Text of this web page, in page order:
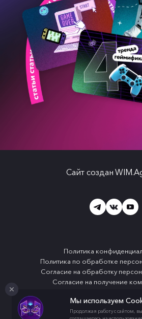
Сайт создан
Политика
Политика по обработке
Согласие на обработку
Согласие на получение
Мы используем
Продолжая работу с сайтом, вы